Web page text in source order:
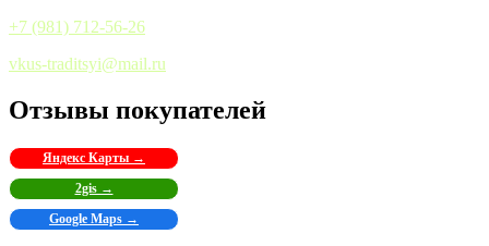
+7 (981) 712-56-26
vkus-traditsyi@mail.ru
Отзывы покупателей
Яндекс Карты →
2gis →
Google Maps →